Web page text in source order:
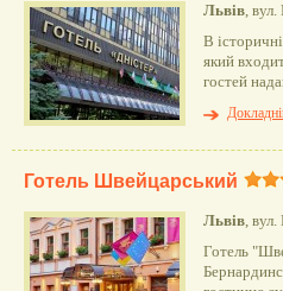
Львів,
В
який
гостей
Готель Швейцарський
Львів,
Готель